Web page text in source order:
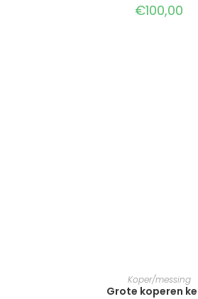
€100,00
TOEVOEGEN AAN
Koper/messing
Grote koperen